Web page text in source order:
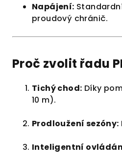
Napájení:
proudový chránič.
Proč zvolit řadu
Tichý chod: Díky
10 m).
Prodloužení sezóny:
Inteligentní